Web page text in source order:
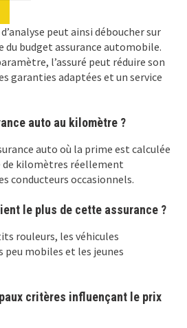
peut ainsi déboucher sur
budget assurance automobile.
l’assuré peut réduire son
garanties adaptées et un service
auto au kilomètre ?
auto où la prime est calculée
kilomètres réellement
conducteurs occasionnels.
le plus de cette assurance ?
rouleurs, les véhicules
peu mobiles et les jeunes
critères influençant le prix